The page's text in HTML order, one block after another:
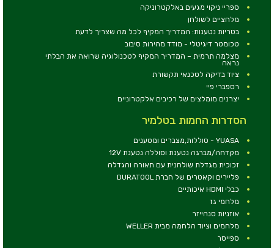
ספריי ניקוי מגעים באלקטרוניקה
מלחציים לשולחן
בטריות נטענות: המדריך המקיף לכל מה שצריך לדעת
טכומטר דיגיטלי - מודד מהירות סיבוב
מצלמה תרמית – המדריך המקיף לטכנולוגיה שרואה את הבלתי
נראה
ציוד בדיקה לטכנאי תקשורת
רספברי פיי
יצרנים מומלצים של רכיבים אלקטרוניים
הסדרות החמות בטלמיר
YUASA - סוללות,מצברים ומטענים
מקדחה/מברגה נטענת וסוללה נטענת 12V
זכוכית מגדלת שולחנית עם תאורה והגדלה
פליירים וקאטרים של חברת DURATOOL
כבלי HDMI איכותיים
מלחמי גז
אוזניות סנהייזר
מלחמים וציוד הלחמה מבית WELLER
ספייסר